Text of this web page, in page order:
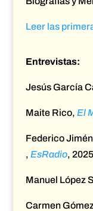
Leer las
Entrevistas:
Jesús García
Maite Rico, El
Federico
, EsRadio, 2025
Manuel López
Carmen